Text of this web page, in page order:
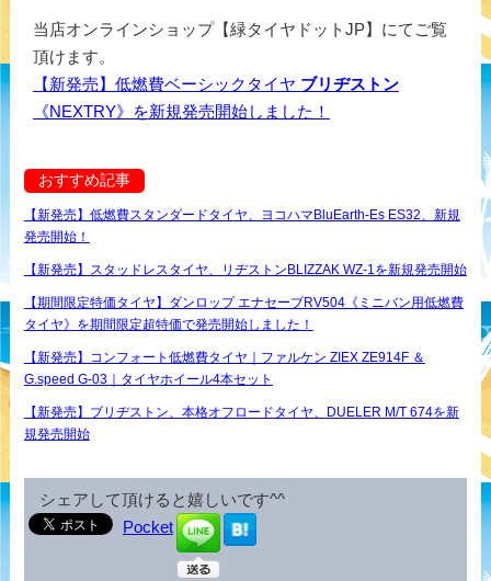
当店オンラインショップ【緑タイヤドットJP】にてご覧
頂けます。
【新発売】低燃費ベーシックタイヤ ブリヂストン
《NEXTRY》を新規発売開始しました！
おすすめ記事
【新発売】低燃費スタンダードタイヤ、ヨコハマBluEarth-Es ES32、新規
発売開始！
【新発売】スタッドレスタイヤ、リヂストンBLIZZAK WZ-1を新規発売開始
【期間限定特価タイヤ】ダンロップ エナセーブRV504《ミニバン用低燃費
タイヤ》を期間限定超特価で発売開始しました！
【新発売】コンフォート低燃費タイヤ｜ファルケン ZIEX ZE914F ＆
G.speed G-03｜タイヤホイール4本セット
【新発売】ブリヂストン、本格オフロードタイヤ、DUELER M/T 674を新
規発売開始
シェアして頂けると嬉しいです^^
Pocket